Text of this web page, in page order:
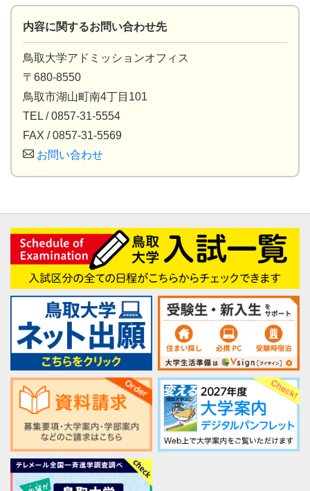
内容に関するお問い合わせ先
鳥取大学アドミッションオフィス
〒680-8550
鳥取市湖山町南4丁目101
TEL / 0857-31-5554
FAX / 0857-31-5569
お問い合わせ